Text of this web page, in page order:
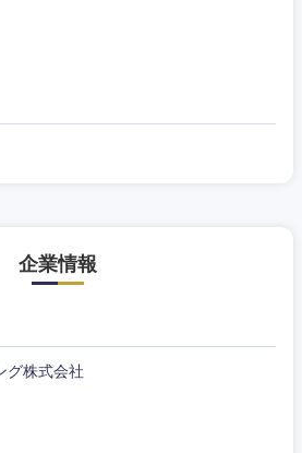
企業情報
グ株式会社